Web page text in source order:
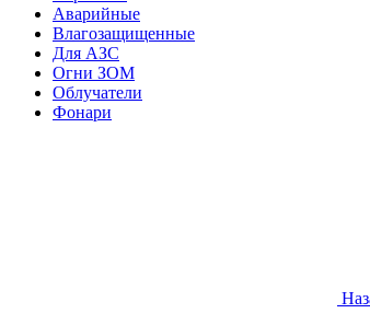
Аварийные
Влагозащищенные
Для АЗС
Огни ЗОМ
Облучатели
Фонари